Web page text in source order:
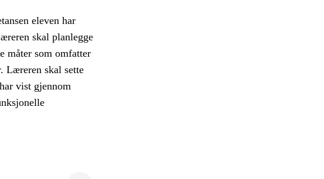
eleven har
skal planlegge
måter som omfatter
Læreren skal sette
vist gjennom